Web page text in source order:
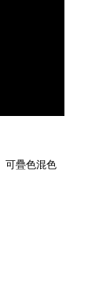
可疊色混色